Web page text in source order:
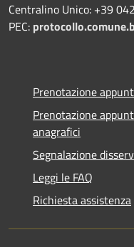
Centralino Unico: +39
PEC:
Prenotazione
Prenotazione
anagrafici
Segnalazione
Leggi le FAQ
Richiesta assistenza